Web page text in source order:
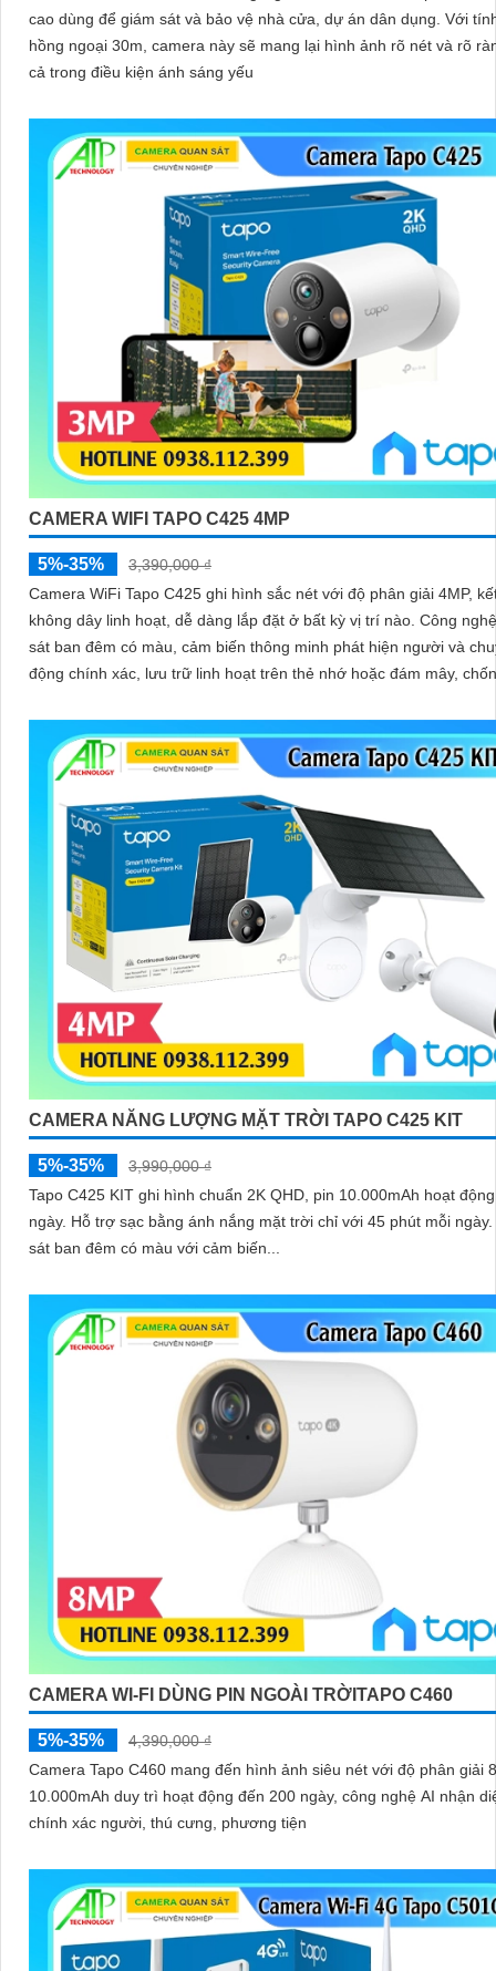
cao dùng để giám sát và bảo vệ nhà cửa, dự án dân dụng. Với tính năng
hồng ngoại 30m, camera này sẽ mang lại hình ảnh rõ nét và rõ
cả trong điều kiện ánh sáng yếu
CAMERA WIFI TAPO C425 4MP
5%-35%
3,390,000 ₫
Camera WiFi Tapo C425 ghi hình sắc nét với độ phân giải 4MP,
không dây linh hoạt, dễ dàng lắp đặt ở bất kỳ vị trí nào. Công nghệ quan
sát ban đêm có màu, cảm biến thông minh phát hiện người và
động chính xác, lưu trữ linh hoạt trên thẻ nhớ hoặc đám mây,
CAMERA NĂNG LƯỢNG MẶT TRỜI TAPO C425 KIT
5%-35%
3,990,000 ₫
Tapo C425 KIT ghi hình chuẩn 2K QHD, pin 10.000mAh hoạt
ngày. Hỗ trợ sạc bằng ánh nắng mặt trời chỉ với 45 phút mỗi ngày. Quan
sát ban đêm có màu với cảm biến...
CAMERA WI-FI DÙNG PIN NGOÀI TRỜITAPO C460
5%-35%
4,390,000 ₫
Camera Tapo C460 mang đến hình ảnh siêu nét với độ phân giải
10.000mAh duy trì hoạt động đến 200 ngày, công nghệ AI nhận
chính xác người, thú cưng, phương tiện